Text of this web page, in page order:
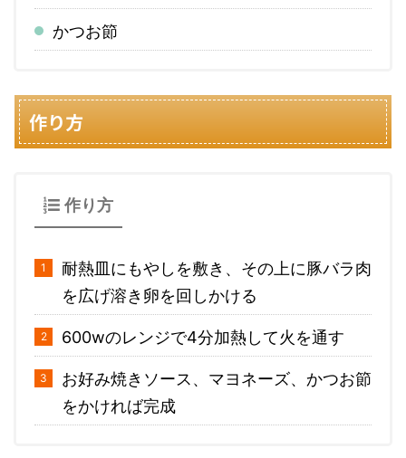
かつお節
作り方
作り方
耐熱皿にもやしを敷き、その上に豚バラ肉
を広げ溶き卵を回しかける
600wのレンジで4分加熱して火を通す
お好み焼きソース、マヨネーズ、かつお節
をかければ完成